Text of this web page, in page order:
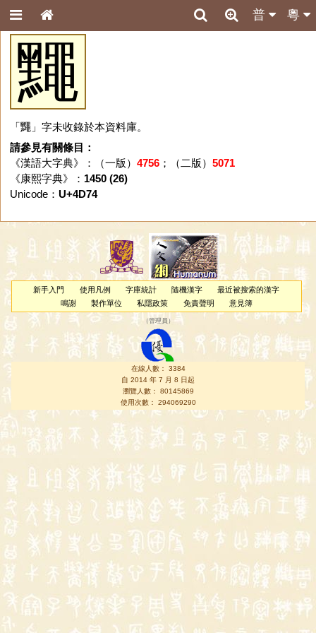
粵
普
䵴
「䵴」字未收錄於本資料庫。
請參見有關條目：
《漢語大字典》：（一版） 4756；（二版） 5071
《康熙字典》： 1450 (26)
Unicode： U+4D74
新手入門 使用凡例 字庫統計 隨機漢字
最近被搜索的漢字
鳴謝
製作單位 私隱政策 免責聲明 意見簿
（管理員 ）
在線人數： 3384
自 2014 年 7 月 8 日起
瀏覽人數： 80145869
使用次數： 294069290